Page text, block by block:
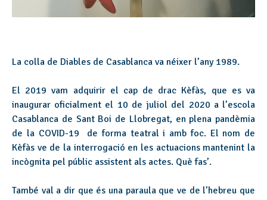
La colla de Diables de Casablanca va néixer l’any 1989.
El 2019 vam adquirir el cap de drac Kèfàs, que es va
inaugurar oficialment el 10 de juliol del 2020 a l’escola
Casablanca de Sant Boi de Llobregat, en plena pandèmia
de la COVID-19 de forma teatral i amb foc. El nom de
Kèfàs ve de la interrogació en les actuacions mantenint la
incògnita pel públic assistent als actes. Què fas’.
També val a dir que és una paraula que ve de l’hebreu que